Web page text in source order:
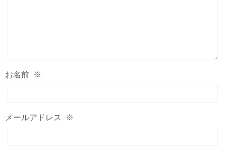
お名前 ※
メールアドレス ※